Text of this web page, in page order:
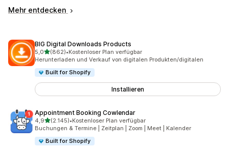
Mehr entdecken
BIG Digital Downloads Products
5,0von 5 Sternen
(862)
862 Rezensionen insgesamt
•Kostenloser Plan verfügbar
Herunterladen und Verkauf von digitalen Produkten/digitalen
Built for Shopify
Installieren
Appointment Booking Cowlendar
4,9von 5 Sternen
(2.145)
2145 Rezensionen insgesamt
•Kostenloser Plan verfügbar
Buchungen & Termine | Zeitplan | Zoom | Meet | Kalender
Built for Shopify